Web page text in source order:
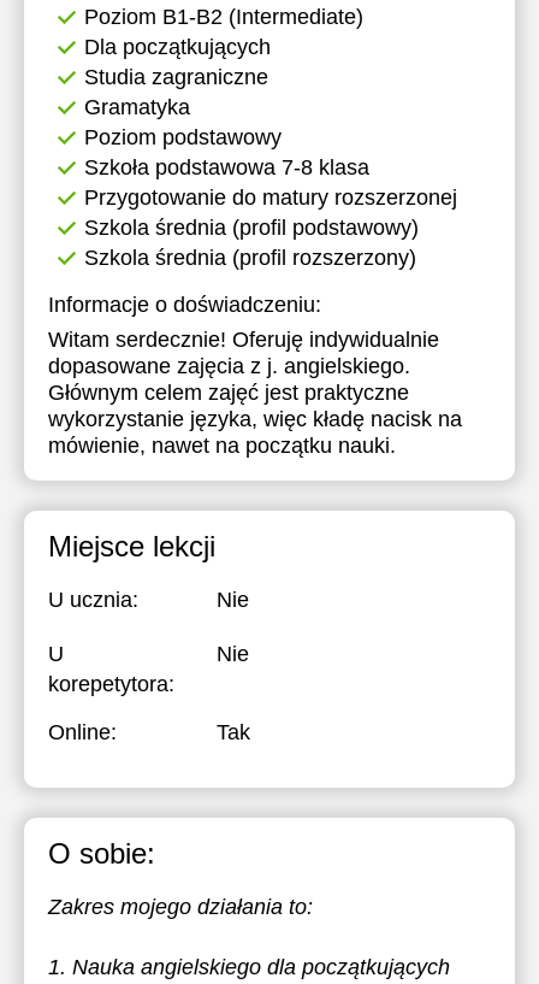
Poziom B1-B2 (Intermediate)
Dla początkujących
Studia zagraniczne
Gramatyka
Poziom podstawowy
Szkoła podstawowa 7-8 klasa
Przygotowanie do matury rozszerzonej
Szkola średnia (profil podstawowy)
Szkola średnia (profil rozszerzony)
Informacje o doświadczeniu:
Witam serdecznie! Oferuję indywidualnie
dopasowane zajęcia z j. angielskiego.
Głównym celem zajęć jest praktyczne
wykorzystanie języka, więc kładę nacisk na
mówienie, nawet na początku nauki.
Miejsce lekcji
U ucznia: Nie
U
korepetytora:
Nie
Online: Tak
O sobie:
Zakres mojego działania to:
1. Nauka angielskiego dla początkujących